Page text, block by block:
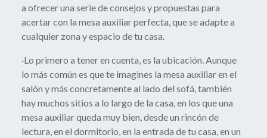
a ofrecer una serie de consejos y propuestas para
acertar con la mesa auxiliar perfecta, que se adapte a
cualquier zona y espacio de tu casa.
·Lo primero a tener en cuenta, es la ubicación. Aunque
lo más común es que te imagines la mesa auxiliar en el
salón y más concretamente al lado del sofá, también
hay muchos sitios a lo largo de la casa, en los que una
mesa auxiliar queda muy bien, desde un rincón de
lectura, en el dormitorio, en la entrada de tu casa, en un